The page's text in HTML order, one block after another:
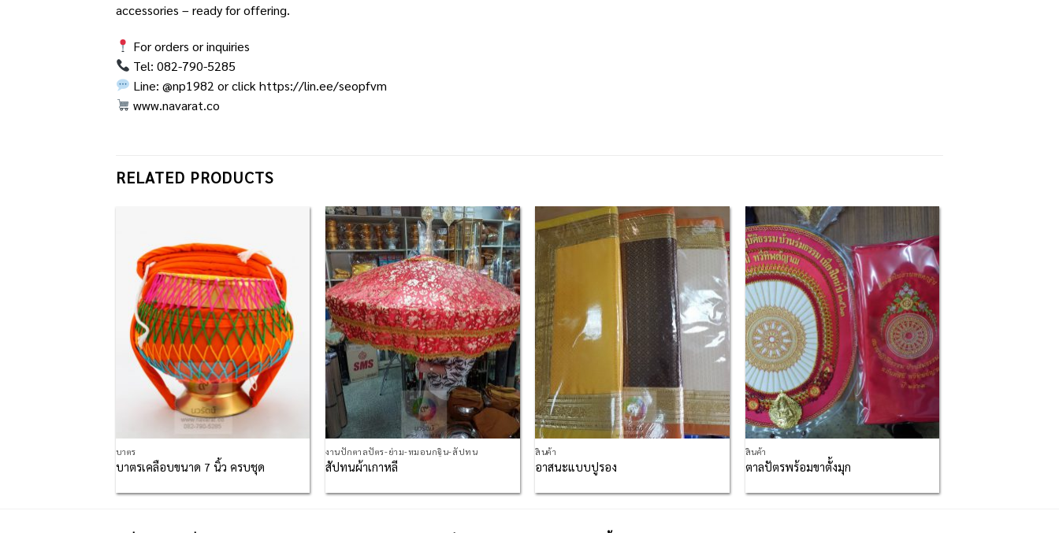
accessories – ready for offering.
For orders or inquiries
Tel: 082-790-5285
Line: @np1982 or clickhttps://lin.ee/seopfvm
www.navarat.co
RELATED PRODUCTS
Wishlist
บาตร
บาตรเคลือบขนาด 7 นิ้ว ครบชุด
Add to
Wishlist
งานปักตาลปัตร-ย่าม-หมอนกฐิน-สัปทน
สัปทนผ้าเกาหลี
Add to
สินค้า
อาสนะแบบปูรอง
Add to
Wishlist
สินค้า
ตาลปัตรพร้อมขาตั้งมุก